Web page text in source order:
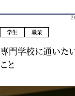
学生 職業
専門学校に通いた
こと